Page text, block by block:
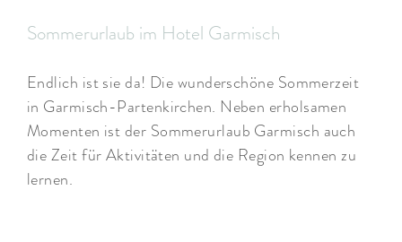
Sommerurlaub im Hotel Garmisch
Endlich ist sie da! Die wunderschöne Sommerzeit
in Garmisch-Partenkirchen. Neben erholsamen
Momenten ist der Sommerurlaub Garmisch auch
die Zeit für Aktivitäten und die Region kennen zu
lernen.